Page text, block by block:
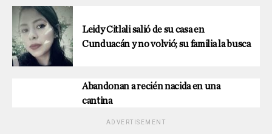
Leidy Citlali salió de su casa en
Cunduacán y no volvió; su familia la busca
Abandonan a recién nacida en una
cantina
ADVERTISEMENT